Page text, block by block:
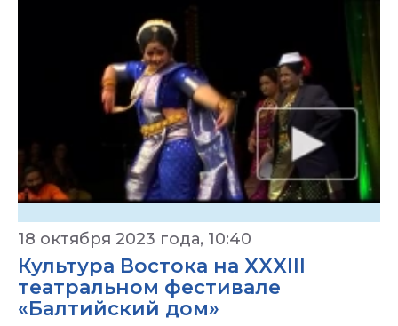
18 октября 2023 года, 10:40
Культура Востока на XXXIII
театральном фестивале
«Балтийский дом»